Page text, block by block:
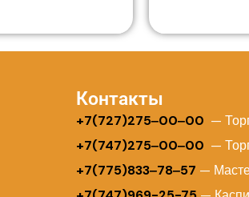
Контакты
+7(727)275‒00‒00 —
+7(747)275‒00‒00 —
+7(775)833‒78‒57 —